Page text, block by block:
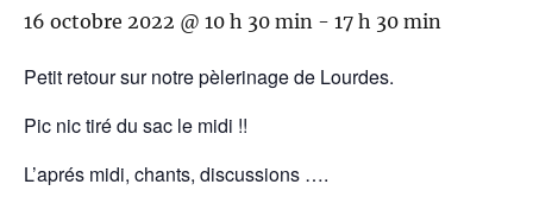
16 octobre 2022 @ 10 h 30 min - 17 h 30 min
Petit retour sur notre pèlerinage de Lourdes.
Pic nic tiré du sac le midi !!
L’aprés midi, chants, discussions ….